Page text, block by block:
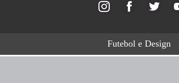
Futebol e Design